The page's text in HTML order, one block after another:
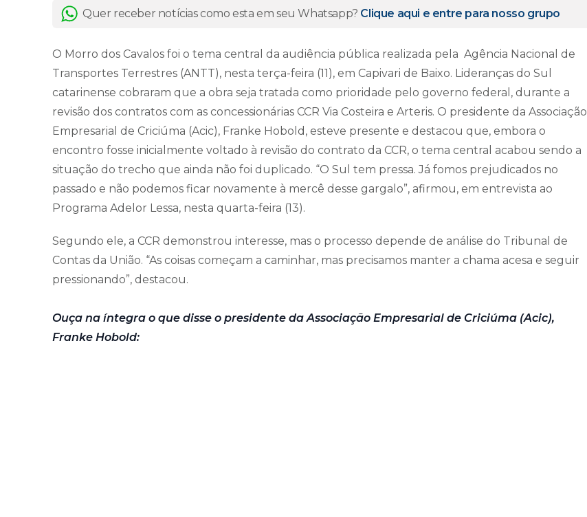
Quer receber notícias como esta em seu Whatsapp? Clique aqui e entre para nosso grupo
O Morro dos Cavalos foi o tema central da audiência pública realizada pela Agência Nacional de
Transportes Terrestres (ANTT), nesta terça-feira (11), em Capivari de Baixo. Lideranças do Sul
catarinense cobraram que a obra seja tratada como prioridade pelo governo federal, durante a
revisão dos contratos com as concessionárias CCR Via Costeira e Arteris. O presidente da Associação
Empresarial de Criciúma (Acic), Franke Hobold, esteve presente e destacou que, embora o
encontro fosse inicialmente voltado à revisão do contrato da CCR, o tema central acabou sendo a
situação do trecho que ainda não foi duplicado. “O Sul tem pressa. Já fomos prejudicados no
passado e não podemos ficar novamente à mercê desse gargalo”, afirmou, em entrevista ao
Programa Adelor Lessa, nesta quarta-feira (13).
Segundo ele, a CCR demonstrou interesse, mas o processo depende de análise do Tribunal de
Contas da União. “As coisas começam a caminhar, mas precisamos manter a chama acesa e seguir
pressionando”, destacou.
Ouça na íntegra o que disse o presidente da Associação Empresarial de Criciúma (Acic),
Franke Hobold: